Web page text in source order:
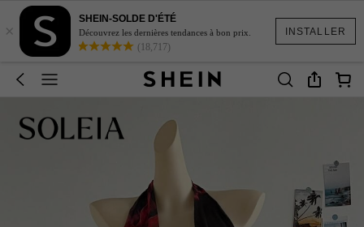
INSTALLER
×
SHEIN-SOLDE D'ÉTÉ
Découvrez les dernières tendances à bon prix.
(18,717)